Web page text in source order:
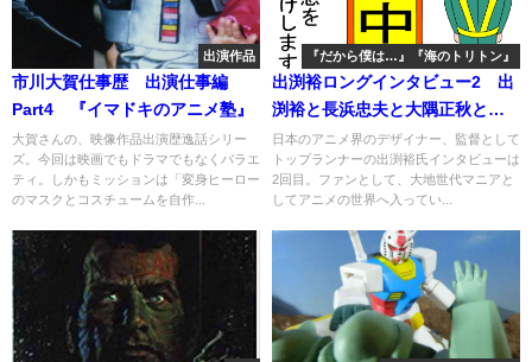
出演作品
市川大賀仕事歴 出演仕事編
Part4 『イマドキのアニメ塾』
大賀さんの、映像作品出演歴逸話シリー
ズ。今回は映画でもドラマでもなくバラエ
ティ。しかもミッションは「変身ヒーロー
のマスクとコスチュームを自作...
『だから僕は…』『海のトリトン』
出渕裕ロングインタビュー2 出
渕裕と長浜忠夫と大隅正秋と
（一時工事中）
日本のアニメ界のデザイナー、監督として
トップランナーの出渕裕氏インタビューは
2回目。ファンとして、大地世代マニアと
してアニメの世界へ入ってい...